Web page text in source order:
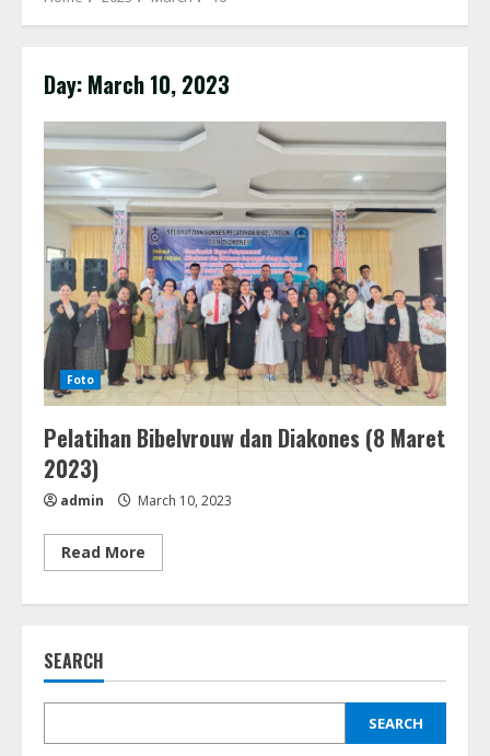
Day: March 10, 2023
Foto
Pelatihan Bibelvrouw dan Diakones (8 Maret
2023)
admin March 10, 2023
Read More
more
2023)
SEARCH
SEARCH